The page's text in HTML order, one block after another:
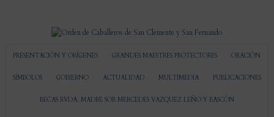
PRESENTACIÓN Y ORÍGENES GRANDES MAESTRES PROTECTORES ORACIÓN
SÍMBOLOS GOBIERNO ACTUALIDAD MULTIMEDIA PUBLICACIONES
BECAS RVDA. MADRE SOR MERCEDES VAZQUEZ LEÑO Y BASCÓN